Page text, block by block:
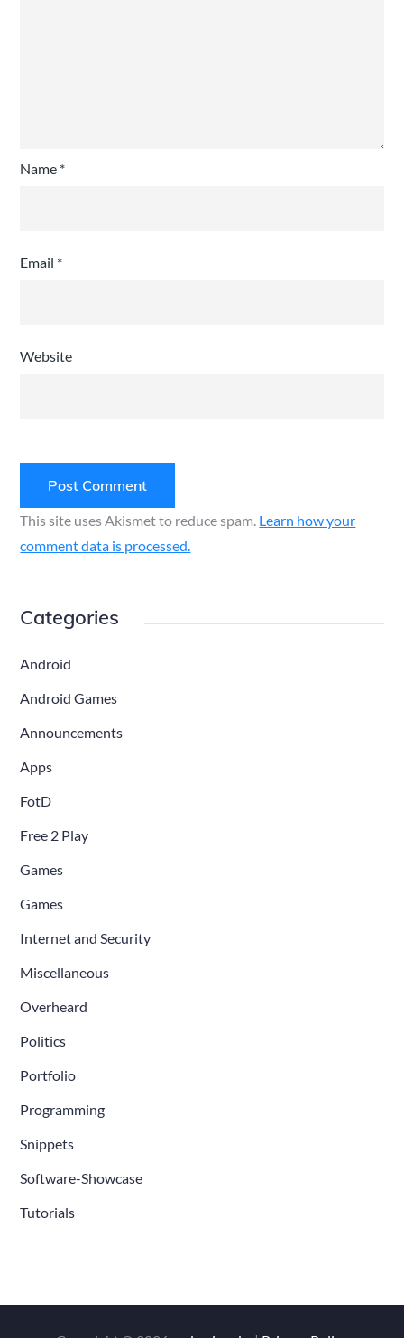
Name *
Email *
Website
This site uses Akismet to reduce spam. Learn how your
comment data is processed.
Categories
Android
Android Games
Announcements
Apps
FotD
Free 2 Play
Games
Games
Internet and Security
Miscellaneous
Overheard
Politics
Portfolio
Programming
Snippets
Software-Showcase
Tutorials